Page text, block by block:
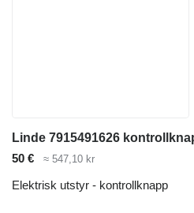
50 € ≈ 547,10 kr
Elektrisk utstyr - kontrollknapp